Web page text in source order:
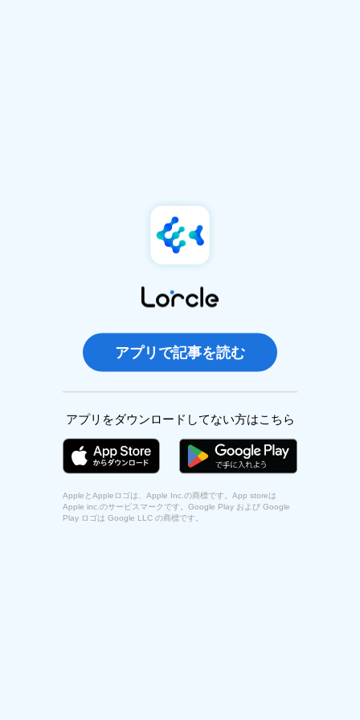
アプリで記事を読む
アプリをダウンロードしてない方はこちら
AppleとAppleロゴは、Apple Inc.の商標です。App storeは
Apple inc.のサービスマークです。Google Play および Google
Play ロゴは Google LLC の商標です。